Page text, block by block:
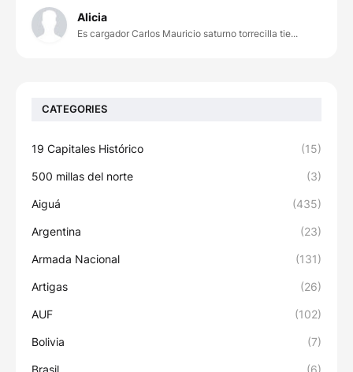
Alicia
Es cargador Carlos Mauricio saturno torrecilla tie...
CATEGORIES
19 Capitales Histórico (15)
500 millas del norte (3)
Aiguá (435)
Argentina (23)
Armada Nacional (131)
Artigas (26)
AUF (102)
Bolivia (7)
Brasil (6)